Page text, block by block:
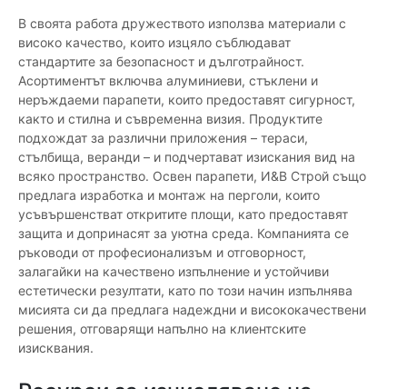
В своята работа дружеството използва материали с
високо качество, които изцяло съблюдават
стандартите за безопасност и дълготрайност.
Асортиментът включва алуминиеви, стъклени и
неръждаеми парапети, които предоставят сигурност,
както и стилна и съвременна визия. Продуктите
подхождат за различни приложения – тераси,
стълбища, веранди – и подчертават изискания вид на
всяко пространство. Освен парапети, И&B Строй също
предлага изработка и монтаж на перголи, които
усъвършенстват откритите площи, като предоставят
защита и допринасят за уютна среда. Компанията се
ръководи от професионализъм и отговорност,
залагайки на качествено изпълнение и устойчиви
естетически резултати, като по този начин изпълнява
мисията си да предлага надеждни и висококачествени
решения, отговарящи напълно на клиентските
изисквания.